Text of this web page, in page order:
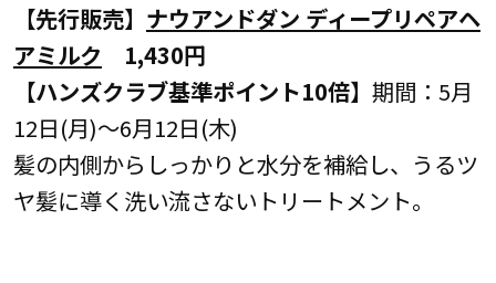
【先行販売】 ナウアンドダン ディープリペアヘ
アミルク 1,430円
【ハンズクラブ基準ポイント10倍】 期間：5月
12日(月)～6月12日(木)
髪の内側からしっかりと水分を補給し、うるツ
ヤ髪に導く洗い流さないトリートメント。